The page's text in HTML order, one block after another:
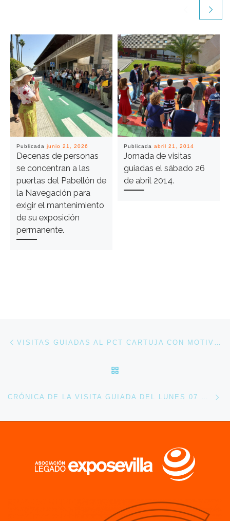
Publicada junio 21, 2026
Decenas de personas
se concentran a las
puertas del Pabellón de
la Navegación para
exigir el mantenimiento
de su exposición
permanente.
Publicada abril 21, 2014
Jornada de visitas
guiadas el sábado 26
de abril 2014.
Navegación de entradas
CRÓNICA DE LA VISITA GUIADA DEL LUNES 07 DE OCTUBRE 2013.